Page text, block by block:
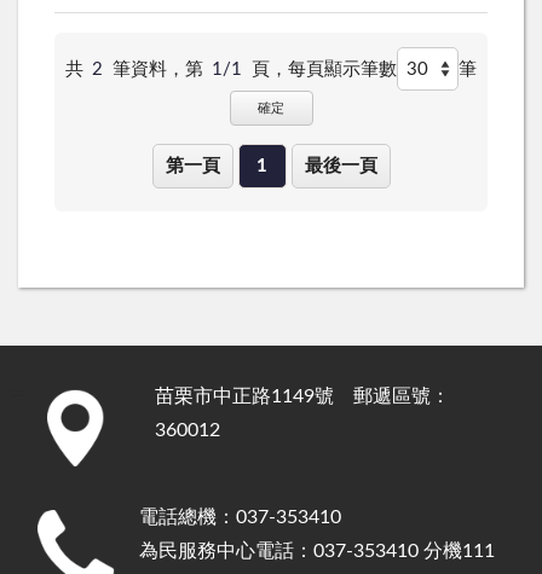
共 2 筆資料，第 1/1 頁， 每頁顯示筆數 筆
確定
第一頁 1 最後一頁
苗栗市中正路1149號 郵遞區號：
360012
電話總機：037-353410
為民服務中心電話：037-353410 分機111